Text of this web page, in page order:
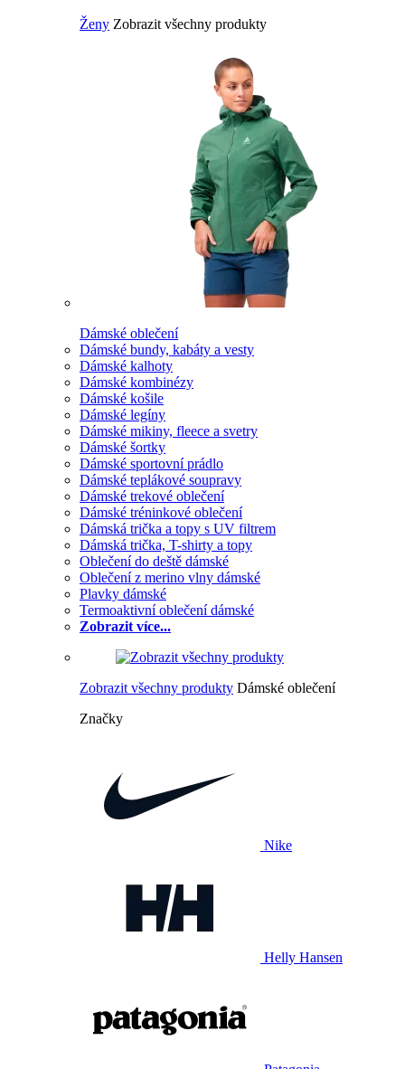
Ženy Zobrazit všechny produkty
Dámské oblečení
Dámské bundy, kabáty a vesty
Dámské kalhoty
Dámské kombinézy
Dámské košile
Dámské legíny
Dámské mikiny, fleece a svetry
Dámské šortky
Dámské sportovní prádlo
Dámské teplákové soupravy
Dámské trekové oblečení
Dámské tréninkové oblečení
Dámská trička a topy s UV filtrem
Dámská trička, T-shirty a topy
Oblečení do deště dámské
Oblečení z merino vlny dámské
Plavky dámské
Termoaktivní oblečení dámské
Zobrazit více...
Zobrazit všechny produkty Dámské oblečení
Značky
Nike
Helly Hansen